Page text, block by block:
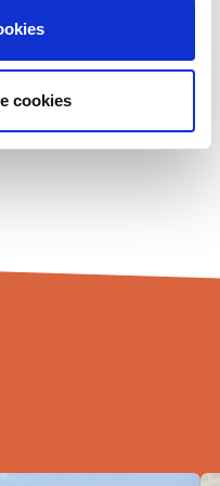
cookies
kentällä